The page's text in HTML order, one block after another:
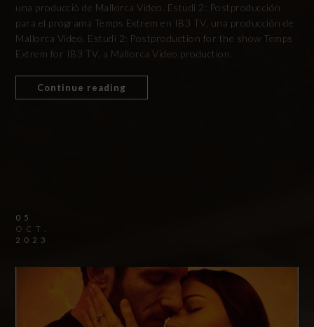
una producció de Mallorca Video. Estudi 2: Postproducción
para el programa Temps Extrem en IB3 TV, una producción de
Mallorca Video. Estudi 2: Postproduction for the show Temps
Extrem for IB3 TV, a Mallorca Video production.
Continue reading
05
OCT.
2023